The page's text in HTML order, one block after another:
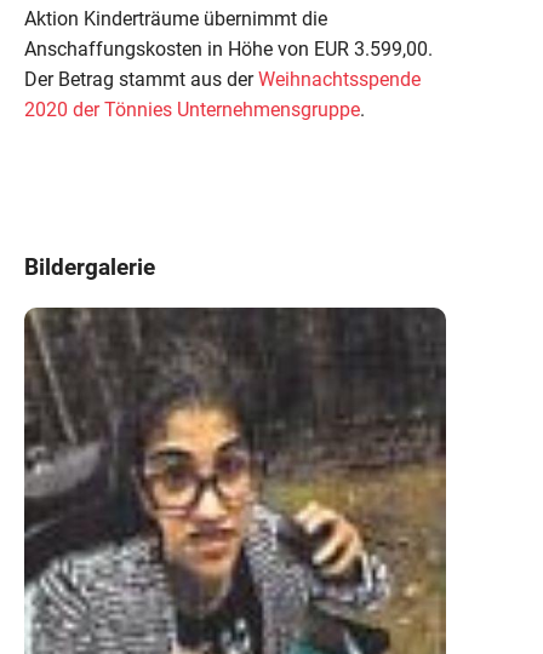
Aktion Kinderträume übernimmt die
Anschaffungskosten in Höhe von EUR 3.599,00.
Der Betrag stammt aus derWeihnachtsspende
2020 der Tönnies Unternehmensgruppe.
Bildergalerie